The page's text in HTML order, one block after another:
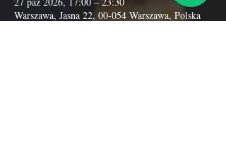
Warszawa, Jasna 22, 00-054 Warszawa, Polska